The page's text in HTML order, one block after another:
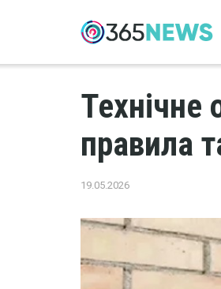
Технічне
правила
19.05.2026